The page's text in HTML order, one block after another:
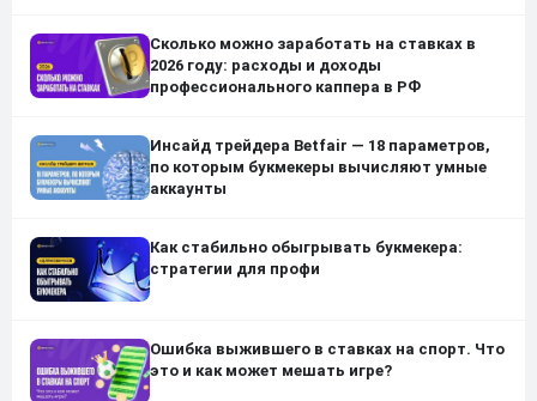
Сколько можно заработать на ставках в
2026 году: расходы и доходы
профессионального каппера в РФ
Инсайд трейдера Betfair — 18 параметров,
по которым букмекеры вычисляют умные
аккаунты
Как стабильно обыгрывать букмекера:
стратегии для профи
Ошибка выжившего в ставках на спорт. Что
это и как может мешать игре?